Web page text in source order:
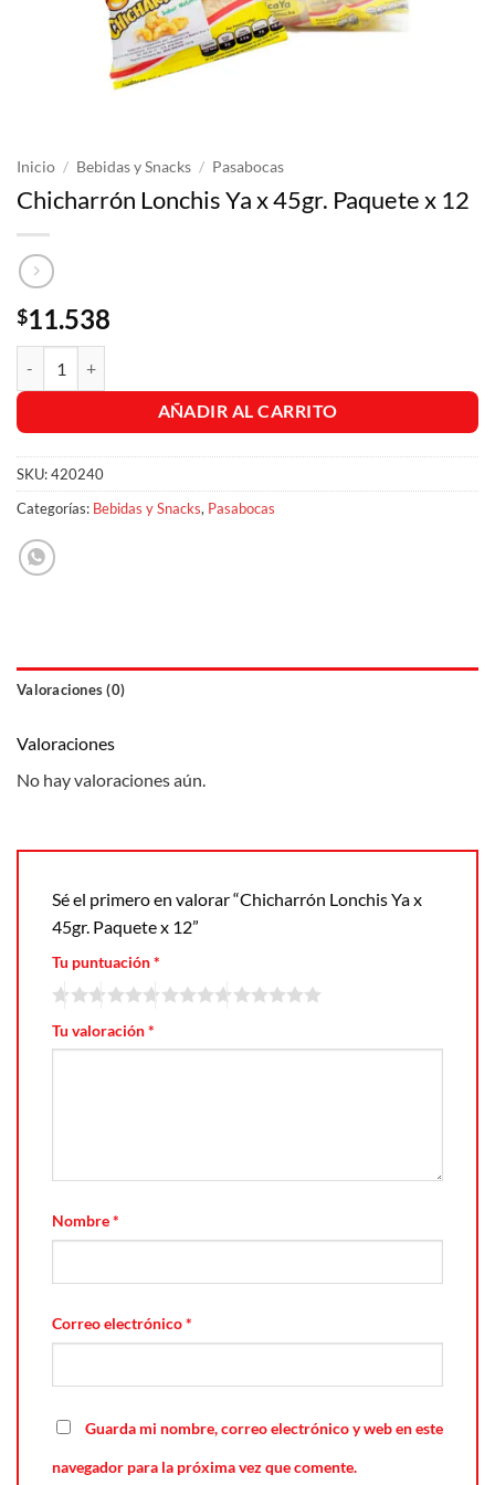
Inicio / Bebidas y Snacks / Pasabocas
Chicharrón Lonchis Ya x 45gr. Paquete x 12
$11.538
AÑADIR AL CARRITO
SKU:420240
Categorías: Bebidas y Snacks, Pasabocas
Valoraciones (0)
Valoraciones
No hay valoraciones aún.
Sé el primero en valorar “Chicharrón Lonchis Ya x
45gr. Paquete x 12”
Tu puntuación*
Tu valoración*
Nombre*
Correo electrónico*
Guarda mi nombre, correo electrónico y web en este
navegador para la próxima vez que comente.